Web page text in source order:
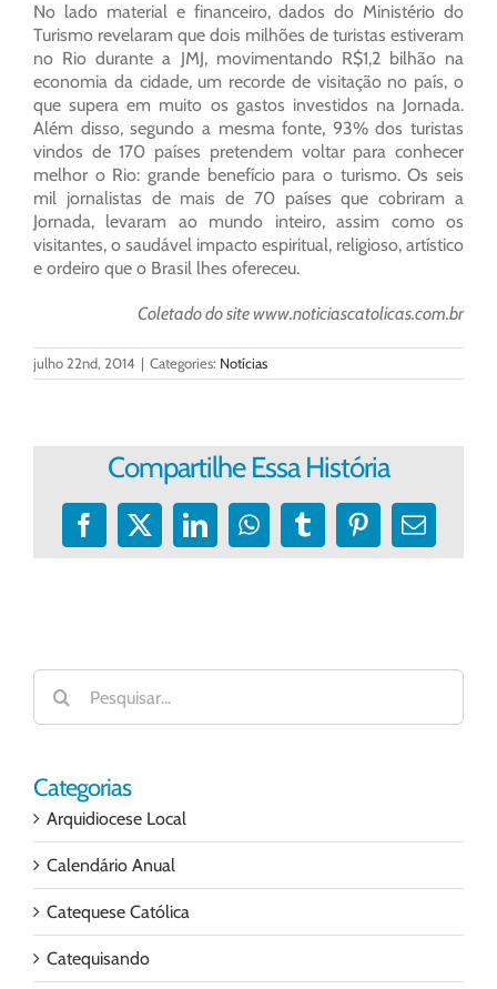
No lado material e financeiro, dados do Ministério do
Turismo revelaram que dois milhões de turistas estiveram
no Rio durante a JMJ, movimentando R$1,2 bilhão na
economia da cidade, um recorde de visitação no país, o
que supera em muito os gastos investidos na Jornada.
Além disso, segundo a mesma fonte, 93% dos turistas
vindos de 170 países pretendem voltar para conhecer
melhor o Rio: grande benefício para o turismo. Os seis
mil jornalistas de mais de 70 países que cobriram a
Jornada, levaram ao mundo inteiro, assim como os
visitantes, o saudável impacto espiritual, religioso, artístico
e ordeiro que o Brasil lhes ofereceu.
Coletado do site www.noticiascatolicas.com.br
julho 22nd, 2014 | Categories: Notícias
Compartilhe Essa História
Facebook
X LinkedInWhatsApp
TumblrPinterest
E-
Buscar
resultados
para:
Categorias
Arquidiocese Local
Calendário Anual
Catequese Católica
Catequisando